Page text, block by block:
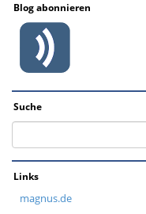
Blog abonnieren
Suche
Links
magnus.de